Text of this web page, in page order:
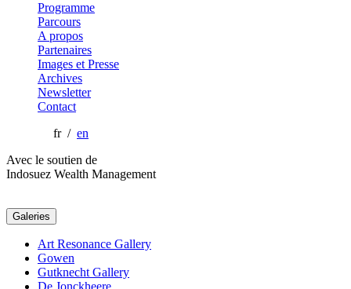
Programme
Parcours
A propos
Partenaires
Images et Presse
Archives
Newsletter
Contact
fr / en
Avec le soutien de
Indosuez Wealth Management
Galeries
Art Resonance Gallery
Gowen
Gutknecht Gallery
De Jonckheere